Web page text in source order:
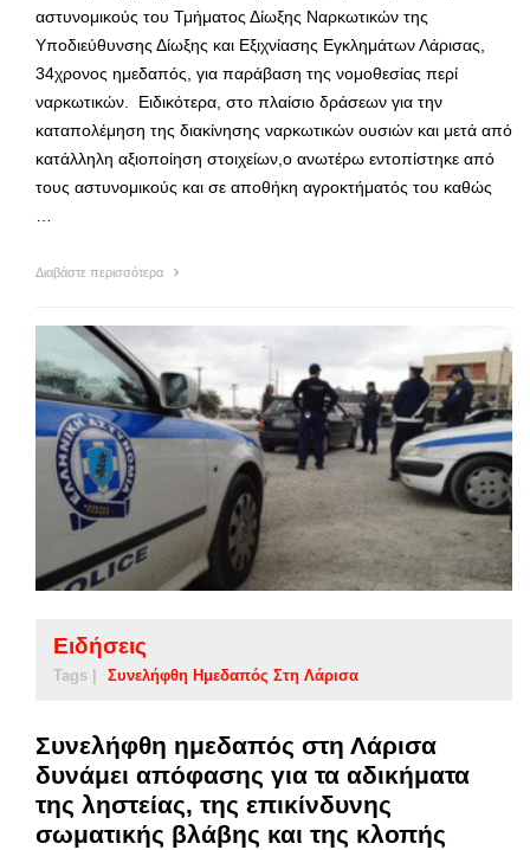
αστυνομικούς του Τμήματος Δίωξης Ναρκωτικών της
Υποδιεύθυνσης Δίωξης και Εξιχνίασης Εγκλημάτων Λάρισας,
34χρονος ημεδαπός, για παράβαση της νομοθεσίας περί
ναρκωτικών. Ειδικότερα, στο πλαίσιο δράσεων για την
καταπολέμηση της διακίνησης ναρκωτικών ουσιών και μετά από
κατάλληλη αξιοποίηση στοιχείων,o ανωτέρω εντοπίστηκε από
τους αστυνομικούς και σε αποθήκη αγροκτήματός του καθώς
…
Διαβάστε περισσότερα
Ειδήσεις
Tags | Συνελήφθη Ημεδαπός Στη Λάρισα
Συνελήφθη ημεδαπός στη Λάρισα
δυνάμει απόφασης για τα αδικήματα
της ληστείας, της επικίνδυνης
σωματικής βλάβης και της κλοπής